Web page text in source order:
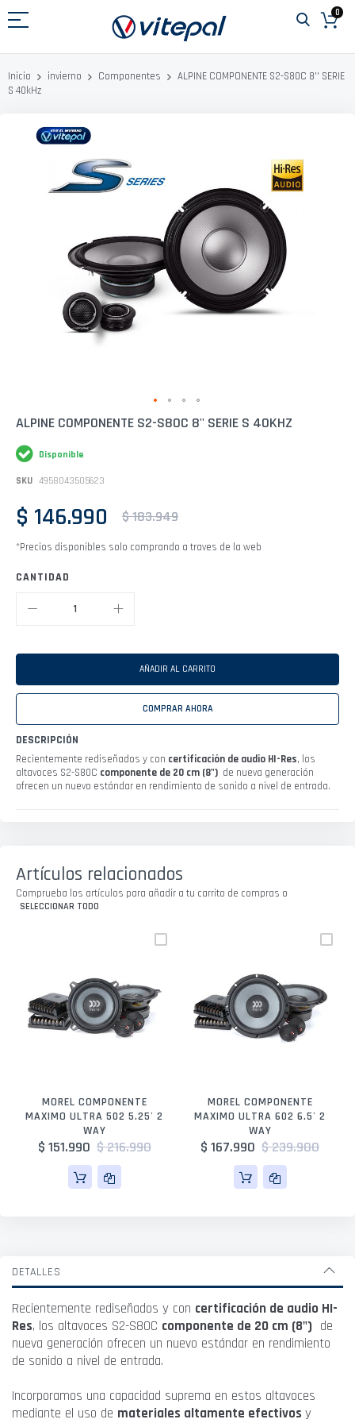
al
0
Inicio invierno Componentes
ALPINE COMPONENTE S2-S80C 8'' SERIE
S 40kHz
Saltar
comienzo
de
galería
imágenes
ALPINE COMPONENTE S2-S80C 8'' SERIE S 40KHZ
Disponible
SKU 4958043505623
$ 146.990 $ 183.949
*Precios disponibles solo comprando a traves de la web
CANTIDAD
AÑADIR AL CARRITO
COMPRAR AHORA
DESCRIPCIÓN
Recientemente rediseñados y con certificación de audio HI-Res, los
altavoces S2-S80C componente de 20 cm (8") de nueva generación
ofrecen un nuevo estándar en rendimiento de sonido a nivel de entrada.
Artículos relacionados
Comprueba los artículos para añadir a tu carrito de compras o
SELECCIONAR TODO
MOREL COMPONENTE
MAXIMO ULTRA 502 5.25' 2
WAY
$ 151.990 $ 216.990
MOREL COMPONENTE
MAXIMO ULTRA 602 6.5' 2
WAY
$ 167.990 $ 239.900
DETALLES
Recientemente rediseñados y con certificación de audio HI-
Res, los altavoces S2-S80C componente de 20 cm (8") de
nueva generación ofrecen un nuevo estándar en rendimiento
de sonido a nivel de entrada.
Incorporamos una capacidad suprema en estos altavoces
mediante el uso de materiales altamente efectivos y